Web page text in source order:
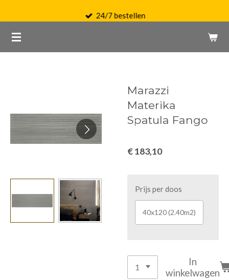
naar
de
24/7 bestellen
Marazzi
Materika
Spatula Fango
€ 183,10
Prijs per doos
40x120 (2.40m2)
In
winkelwagen